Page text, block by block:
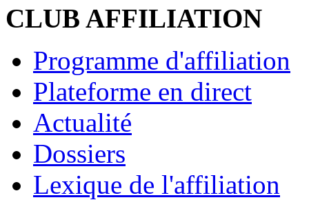
CLUB AFFILIATION
Programme d'affiliation
Plateforme en direct
Actualité
Dossiers
Lexique de l'affiliation